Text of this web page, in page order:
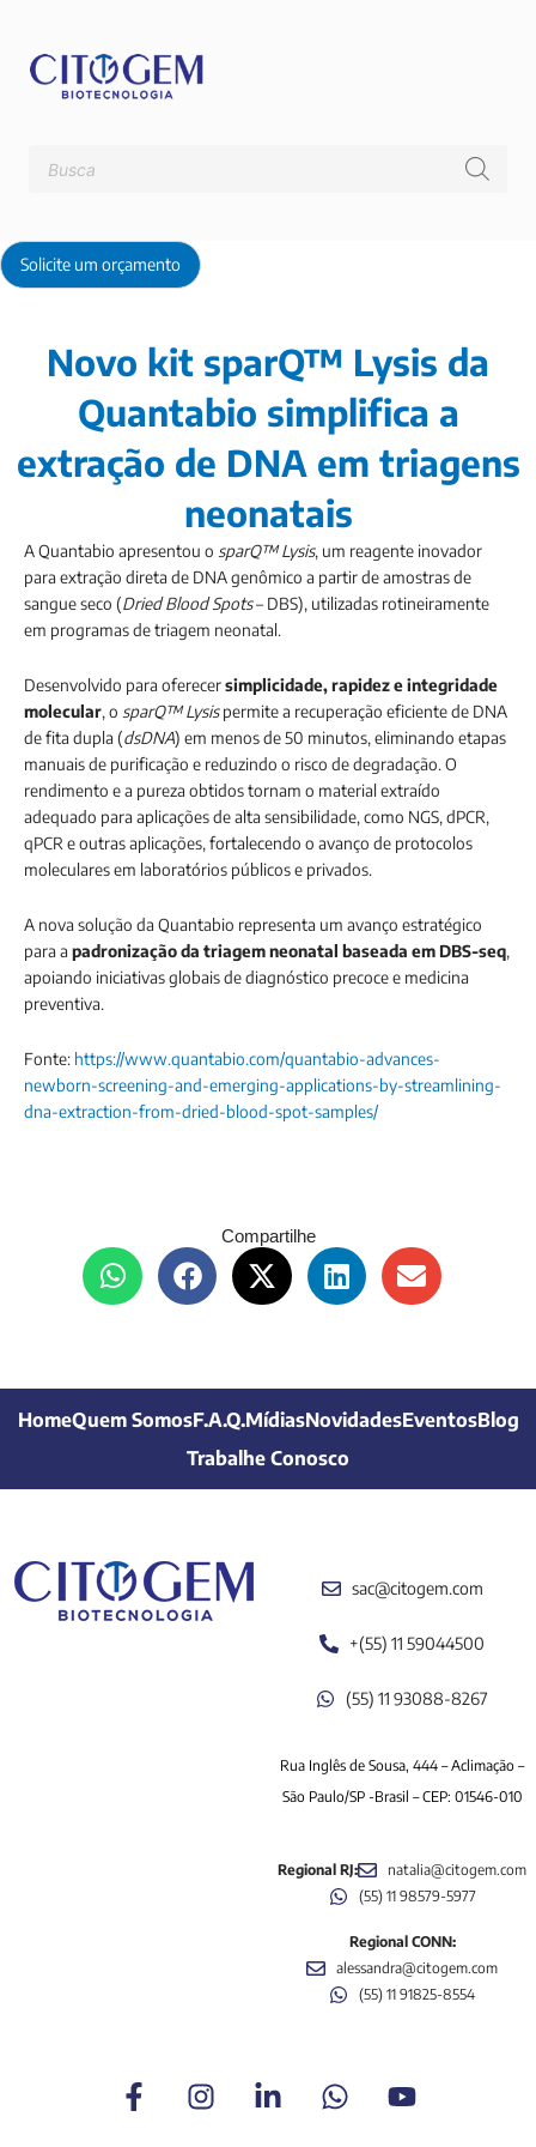
conteúdo
produtos
Solicite um orçamento
Novo kit sparQ™ Lysis da
Quantabio simplifica a
extração de DNA em triagens
neonatais
A Quantabio apresentou o sparQ™ Lysis, um reagente inovador
para extração direta de DNA genômico a partir de amostras de
sangue seco (Dried Blood Spots– DBS), utilizadas rotineiramente
em programas de triagem neonatal.
Desenvolvido para oferecersimplicidade, rapidez e integridade
molecular, o sparQ™ Lysispermite a recuperação eficiente de DNA
de fita dupla (dsDNA) em menos de 50 minutos, eliminando etapas
manuais de purificação e reduzindo o risco de degradação. O
rendimento e a pureza obtidos tornam o material extraído
adequado para aplicações de alta sensibilidade, como NGS, dPCR,
qPCR e outras aplicações, fortalecendo o avanço de protocolos
moleculares em laboratórios públicos e privados.
A nova solução da Quantabio representa um avanço estratégico
para a padronização da triagem neonatal baseada em DBS-seq,
apoiando iniciativas globais de diagnóstico precoce e medicina
preventiva.
Fonte: https://www.quantabio.com/quantabio-advances-
newborn-screening-and-emerging-applications-by-streamlining-
dna-extraction-from-dried-blood-spot-samples/
Compartilhe
HomeQuem SomosF.A.Q.MídiasNovidadesEventosBlog
Trabalhe Conosco
sac@citogem.com
+(55) 11 59044500
(55) 11 93088-8267
Rua Inglês de Sousa, 444 – Aclimação –
São Paulo/SP -Brasil – CEP: 01546-010
Regional RJ:
natalia@citogem.com
(55) 11 98579-5977
Regional CONN:
alessandra@citogem.com
(55) 11 91825-8554
F
a
I
n
L
i
W
h
Y
o